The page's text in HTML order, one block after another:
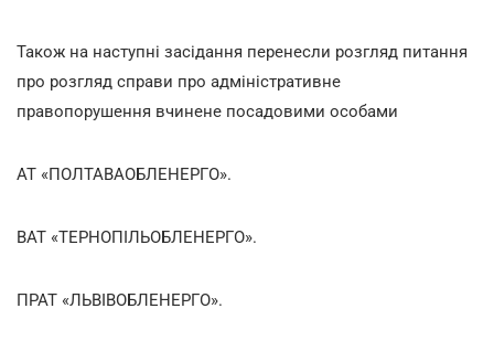
Також на наступні засідання перенесли розгляд питання
про розгляд справи про адміністративне
правопорушення вчинене посадовими особами
АТ «ПОЛТАВАОБЛЕНЕРГО».
ВАТ «ТЕРНОПІЛЬОБЛЕНЕРГО».
ПРАТ «ЛЬВІВОБЛЕНЕРГО».